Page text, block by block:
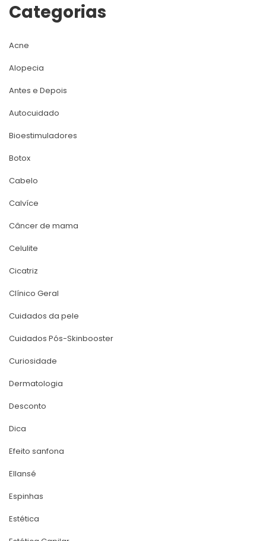
Categoria
Acne
Alopecia
Antes e Depoi
Autocuidado
Bioestimuladore
Botox
Cabelo
Calvíce
Câncer de mama
Celulite
Cicatriz
Clínico Geral
Cuidados da pele
Cuidados Pós-Skinbooster
Curiosidade
Dermatologia
Desconto
Dica
Efeito sanfona
Ellansé
Espinha
Estética